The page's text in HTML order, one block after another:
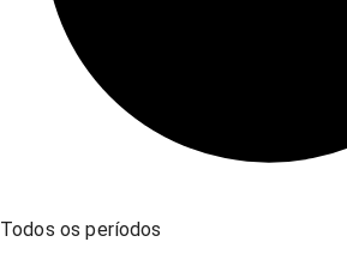
Todos os períodos